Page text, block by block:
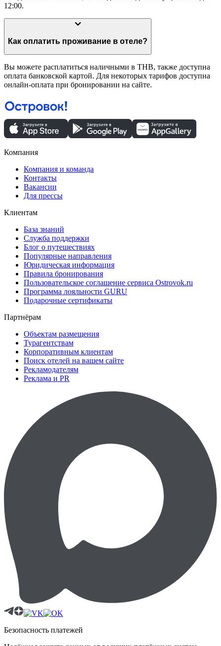
12:00.
Как оплатить проживание в отеле?
Вы можете расплатиться наличными в THB, также доступна
оплата банковской картой. Для некоторых тарифов доступна
онлайн-оплата при бронировании на сайте.
Компания
Компания и команда
Контакты
Вакансии
Для прессы
Клиентам
База знаний
Служба поддержки
Блог о путешествиях
Популярные направления
Юридическая информация
Правила бронирования
Пользовательское соглашение сервиса Ostrovok.ru
Программа лояльности GURU
Подарочные сертификаты
Партнёрам
Объектам размещения
Турагентствам
Корпоративным клиентам
Поиск отелей на вашем сайте
Рекламодателям
Реклама и PR
Безопасность платежей